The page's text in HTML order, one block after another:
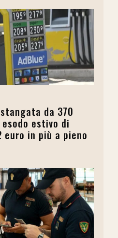
da 370
estivo di
in più a pieno